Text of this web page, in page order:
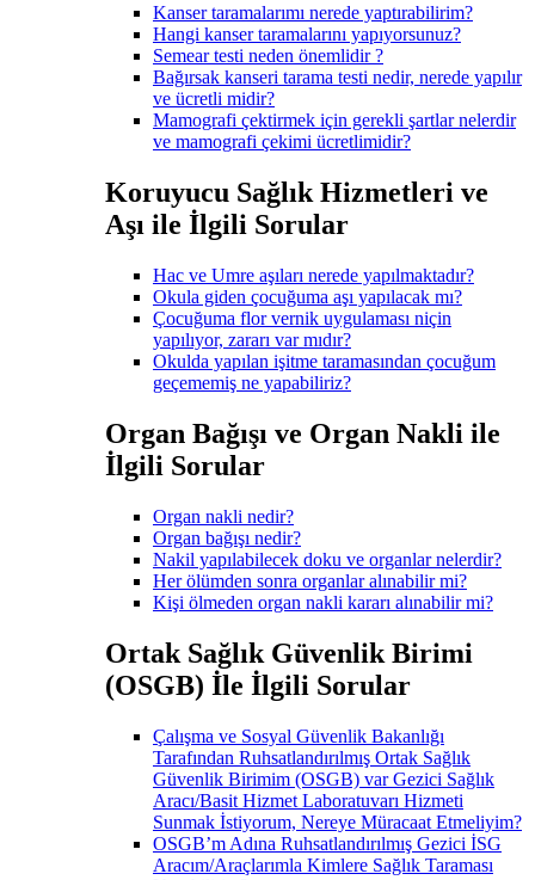
Kanser taramalarımı nerede yaptırabilirim?
Hangi kanser taramalarını yapıyorsunuz?
Semear testi neden önemlidir ?
Bağırsak kanseri tarama testi nedir, nerede yapılır
ve ücretli midir?
Mamografi çektirmek için gerekli şartlar nelerdir
ve mamografi çekimi ücretlimidir?
Koruyucu Sağlık Hizmetleri ve
Aşı ile İlgili Sorular
Hac ve Umre aşıları nerede yapılmaktadır?
Okula giden çocuğuma aşı yapılacak mı?
Çocuğuma flor vernik uygulaması niçin
yapılıyor, zararı var mıdır?
Okulda yapılan işitme taramasından çocuğum
geçememiş ne yapabiliriz?
Organ Bağışı ve Organ Nakli ile
İlgili Sorular
Organ nakli nedir?
Organ bağışı nedir?
Nakil yapılabilecek doku ve organlar nelerdir?
Her ölümden sonra organlar alınabilir mi?
Kişi ölmeden organ nakli kararı alınabilir mi?
Ortak Sağlık Güvenlik Birimi
(OSGB) İle İlgili Sorular
Çalışma ve Sosyal Güvenlik Bakanlığı
Tarafından Ruhsatlandırılmış Ortak Sağlık
Güvenlik Birimim (OSGB) var Gezici Sağlık
Aracı/Basit Hizmet Laboratuvarı Hizmeti
Sunmak İstiyorum, Nereye Müracaat Etmeliyim?
OSGB’m Adına Ruhsatlandırılmış Gezici İSG
Aracım/Araçlarımla Kimlere Sağlık Taraması